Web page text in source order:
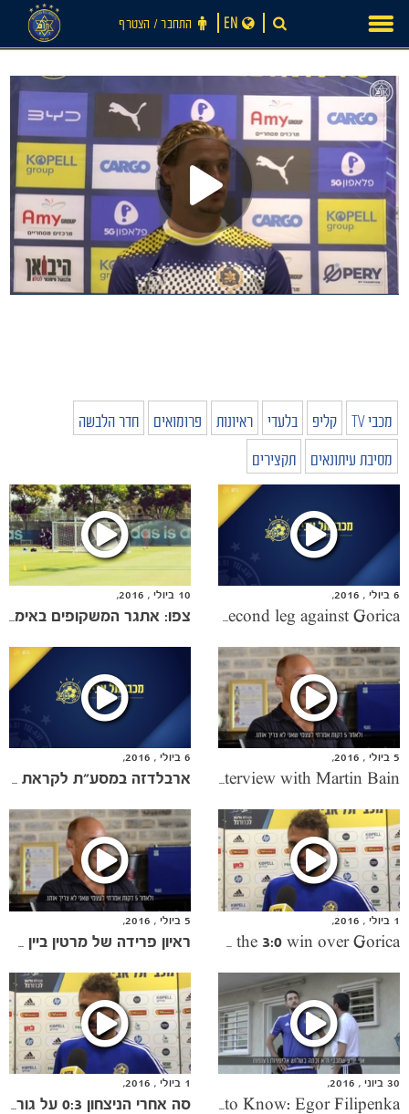
הקבוצות
content
התחבר ‪/‬ הצטרף EN
מכבי TV קליפ בלעדי ראיונות פרומואים
חדר הלבשה
מסיבת עיתונאים
תקצירים
10 ביולי , 2016,
צפו: אתגר המשקופים באימון הקבוצה
6 ביולי , 2016,
Arveladze prior to the second leg against Gorica
6 ביולי , 2016,
ארבלדזה במסע"ת לקראת הגומלין בגוריצה
5 ביולי , 2016,
Goodbye interview with Martin Bain
5 ביולי , 2016,
ראיון פרידה של מרטין ביין ממכבי
1 ביולי , 2016,
Sa following the 3:0 win over Gorica
1 ביולי , 2016,
סה אחרי הניצחון 0:3 על גוריצה
30 ביוני , 2016,
Get to Know: Egor Filipenka